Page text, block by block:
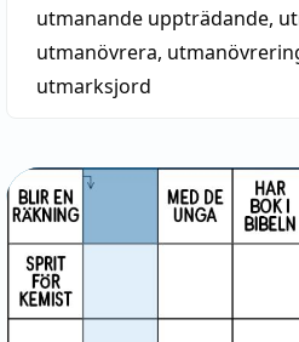
utmanande uppträdande,
utmanövrera,
utmarksjord